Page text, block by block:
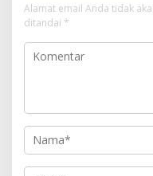
Alamat email Anda tidak
ditandai *